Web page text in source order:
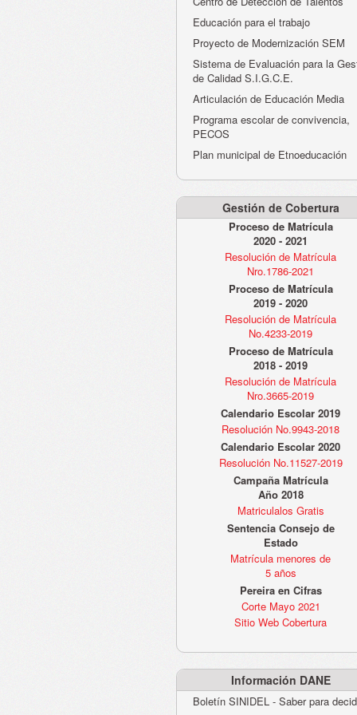
Educación para el trabajo
Proyecto de Modernización SEM
Sistema de Evaluación para la
de Calidad S.I.G.C.E.
Articulación de Educación Media
Programa escolar de convivencia,
PECOS
Plan municipal de Etnoeducación
Gestión de Cobertura
Proceso de Matrícula
2020 - 2021
Resolución de Matrícula
Nro.1786-2021
Proceso de Matrícula
2019 - 2020
Resolución de Matrícula
No.4233-2019
Proceso de Matrícula
2018 - 2019
Resolución de Matrícula
Nro.3665-2019
Calendario Escolar 2019
Resolución No.9943-2018
Calendario Escolar 2020
Resolución No.11527-2019
Campaña Matrícula
Año 2018
Matriculalos Gratis
Sentencia Consejo de
Estado
Matrícula menores de
5 años
Pereira en Cifras
Corte Mayo 2021
Sitio Web Cobertura
Información DANE
Boletín SINIDEL - Saber para